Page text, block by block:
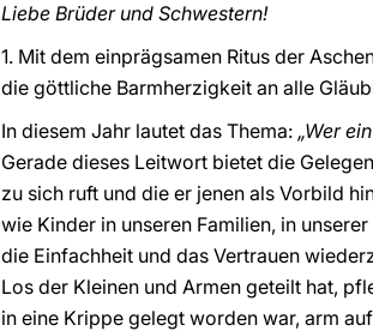
Liebe Brüder und Schwestern!
1. Mit dem einprägsamen Ritus der
die göttliche Barmherzigkeit an alle
In diesem Jahr lautet das Thema: „Wer
Gerade dieses Leitwort bietet die
zu sich ruft und die er jenen als Vorbild
wie Kinder in unseren Familien, in
die Einfachheit und das Vertrauen
Los der Kleinen und Armen geteilt hat,
in eine Krippe gelegt worden war, arm